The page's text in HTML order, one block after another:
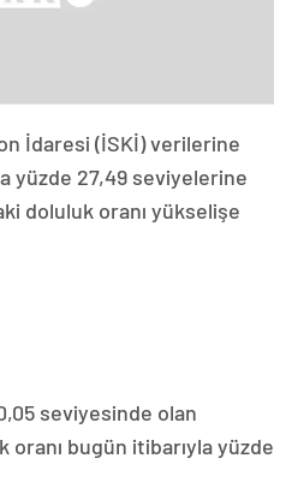
İdaresi (İSKİ) verilerine
yüzde 27,49 seviyelerine
doluluk oranı yükselişe
seviyesinde olan
oranı bugün itibarıyla yüzde